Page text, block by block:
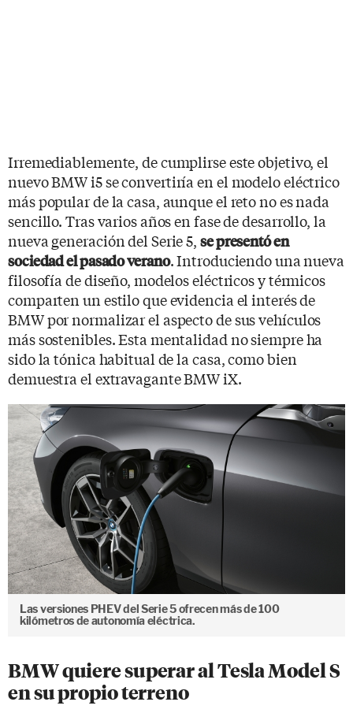
Irremediablemente, de cumplirse este objetivo, el
nuevo BMW i5 se convertiría en el modelo eléctrico
más popular de la casa, aunque el reto no es nada
sencillo. Tras varios años en fase de desarrollo, la
nueva generación del Serie 5, se presentó en
sociedad el pasado verano. Introduciendo una nueva
filosofía de diseño, modelos eléctricos y térmicos
comparten un estilo que evidencia el interés de
BMW por normalizar el aspecto de sus vehículos
más sostenibles. Esta mentalidad no siempre ha
sido la tónica habitual de la casa, como bien
demuestra el extravagante BMW iX.
Las versiones PHEV del Serie 5 ofrecen más de 100
kilómetros de autonomía eléctrica.
BMW quiere superar al Tesla Model S
en su propio terreno